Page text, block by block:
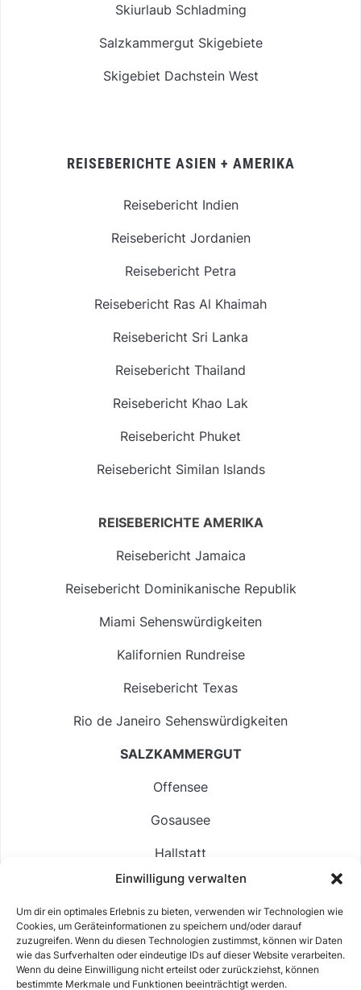
Einwilligung verwalten
Um dir ein optimales Erlebnis zu bieten, verwenden wir Technologien wie
Cookies, um Geräteinformationen zu speichern und/oder darauf
zuzugreifen. Wenn du diesen Technologien zustimmst, können wir Daten
wie das Surfverhalten oder eindeutige IDs auf dieser Website verarbeiten.
Wenn du deine Einwilligung nicht erteilst oder zurückziehst, können
bestimmte Merkmale und Funktionen beeinträchtigt werden.
Skiurlaub Schladming
Salzkammergut Skigebiete
Skigebiet Dachstein West
REISEBERICHTE ASIEN + AMERIKA
Reisebericht Indien
Reisebericht Jordanien
Reisebericht Petra
Reisebericht Ras Al Khaimah
Reisebericht Sri Lanka
Reisebericht Thailand
Reisebericht Khao Lak
Reisebericht Phuket
Reisebericht Similan Islands
REISEBERICHTE AMERIKA
Reisebericht Jamaica
Reisebericht Dominikanische Republik
Miami Sehenswürdigkeiten
Kalifornien Rundreise
Reisebericht Texas
Rio de Janeiro Sehenswürdigkeiten
SALZKAMMERGUT
Offensee
Gosausee
Hallstatt
Langbathsee
Altausseer See
Hintersee